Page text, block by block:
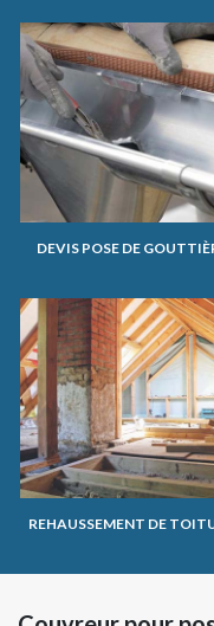
DEVIS POSE DE
REHAUSSEMENT DE